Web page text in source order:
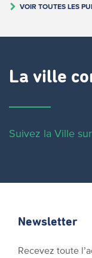
VOIR TOUTES LES
La ville
Suivez la Ville
Newsletter
Recevez toute